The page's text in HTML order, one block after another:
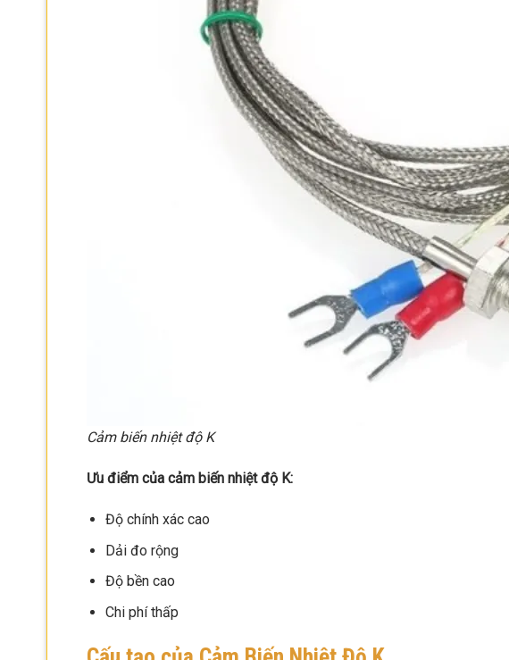
Cảm biến nhiệt độ K
Ưu điểm của cảm biến nhiệt độ K:
Độ chính xác cao
Dải đo rộng
Độ bền cao
Chi phí thấp